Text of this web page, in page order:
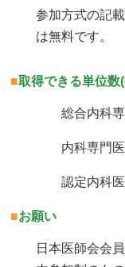
参加方式の記
は無料です。
■取得できる単位数
総合内科
内科専門
認定内科
■お願い
日本医師会会